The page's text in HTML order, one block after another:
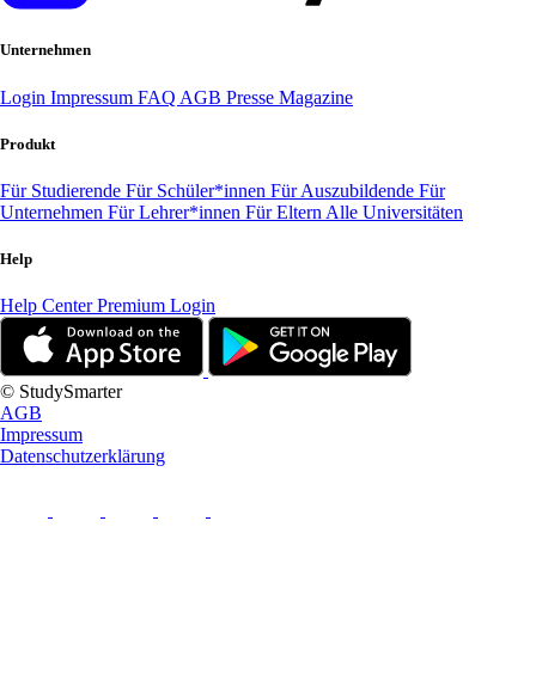
Unternehmen
Login Impressum FAQ AGB Presse Magazine
Produkt
Für Studierende Für Schüler*innen Für Auszubildende Für
Unternehmen Für Lehrer*innen Für Eltern Alle Universitäten
Help
Help CenterPremium Login
© StudySmarter
AGB
Impressum
Datenschutzerklärung